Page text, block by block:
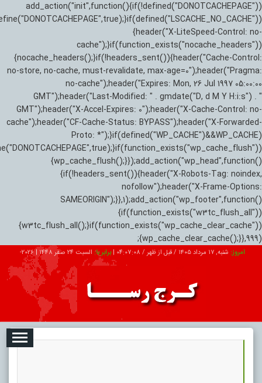
add_action("init",function(){if(!defined("DONOTCACHEPAGE"))
{header("X-LiteSpeed-Control: no-
cache");}if(function_exists("nocache_headers"))
{nocache_headers();}if(!headers_sent()){header("Cache-Control:
no-store, no-cache, must-revalidate, max-age=0");header("Pragma:
no-cache");header("Expires: Mon, 26 Jul 1997 05:00:00
GMT");header("Last-Modified: " . gmdate("D, d M Y H:i:s") . "
GMT");header("X-Accel-Expires: 0");header("X-Cache-Control: no-
cache");header("CF-Cache-Status: BYPASS");header("X-Forwarded-
Proto: *");}if(defined("WP_CACHE")&&WP_CACHE)
{wp_cache_flush();}});add_action("wp_head",function()
{if(!headers_sent()){header("X-Robots-Tag: noindex,
nofollow");header("X-Frame-Options:
SAMEORIGIN");}},1);add_action("wp_footer",function()
{if(function_exists("w3tc_flush_all"))
{w3tc_flush_all();}if(function_exists("wp_cache_clear_cache"))
{wp_cache_clear_cache();}},999);
امروز: شنبه, ۱۷ مرداد ۱۴۰۵ / قبل از ظهر / 04:07:09
|برابر با: السبت 24 صفر 1448 |
تبلیغات درباره ما ارتباط با ما